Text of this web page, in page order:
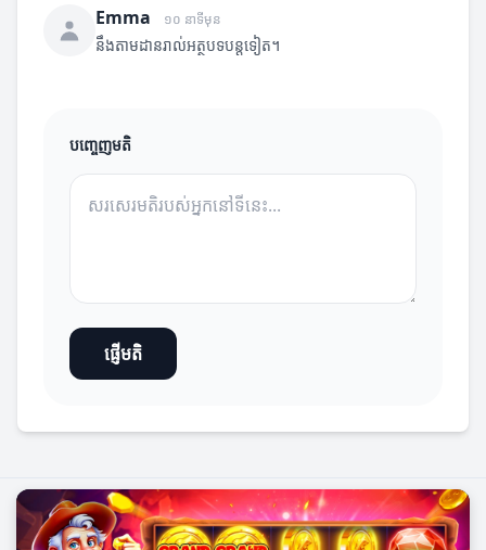
Emma ១០ នាទីមុន
នឹងតាមដានរាល់អត្ថបទបន្តទៀត។
បញ្ចេញមតិ
ផ្ញើមតិ